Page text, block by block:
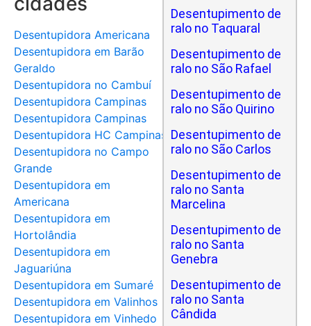
Desentupidora Americana
Desentupidora em Barão
Geraldo
Desentupidora no Cambuí
Desentupidora Campinas
Desentupidora Campinas
Desentupidora HC Campinas
Desentupidora no Campo
Grande
Desentupidora em
Americana
Desentupidora em
Hortolândia
Desentupidora em
Jaguariúna
Desentupidora em Sumaré
Desentupidora em Valinhos
Desentupidora em Vinhedo
Desentupimento de
ralo no Taquaral
Desentupimento de
ralo no São Rafael
Desentupimento de
ralo no São Quirino
Desentupimento de
ralo no São Carlos
Desentupimento de
ralo no Santa
Marcelina
Desentupimento de
ralo no Santa
Genebra
Desentupimento de
ralo no Santa
Cândida